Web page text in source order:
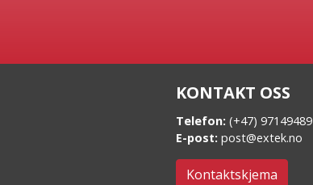
KONTAKT OSS
Telefon: (+47) 97149489
E-post: post@extek.no
Kontaktskjema